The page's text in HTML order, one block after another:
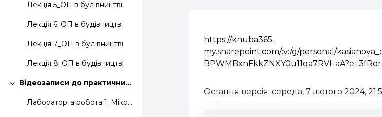
Лекція 5_ОП в будівництві
Лекція 6_ОП в будівництві
Лекція 7_ОП в будівництві
Лекція 8_ОП в будівництві
Згорнути
Відеозаписи до практичних занять та лабораторних робіт
Лабораторга робота 1_Мікроклімат
https://knuba365-
my.sharepoint.com/:v:/g/personal/
BPWMBxnFkkZNXY0u11qa7RVf-
Остання версія: середа, 7 лютого 2024,